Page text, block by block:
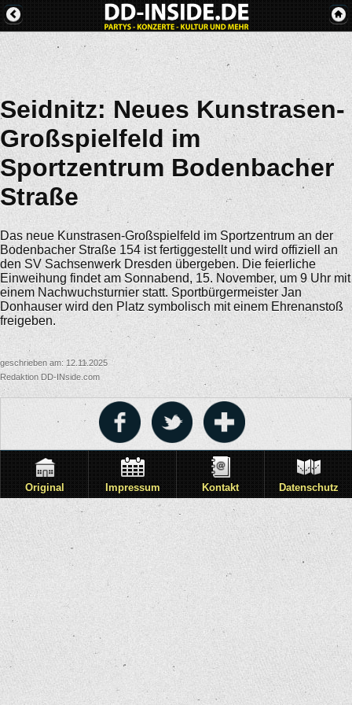
Seidnitz: Neues Kunstrasen-
Großspielfeld im
Sportzentrum Bodenbacher
Straße
Das neue Kunstrasen-Großspielfeld im Sportzentrum an der
Bodenbacher Straße 154 ist fertiggestellt und wird offiziell an
den SV Sachsenwerk Dresden übergeben. Die feierliche
Einweihung findet am Sonnabend, 15. November, um 9 Uhr mit
einem Nachwuchsturnier statt. Sportbürgermeister Jan
Donhauser wird den Platz symbolisch mit einem Ehrenanstoß
freigeben.
geschrieben am: 12.11.2025
Redaktion DD-INside.com
Original Impressum Kontakt Datenschutz